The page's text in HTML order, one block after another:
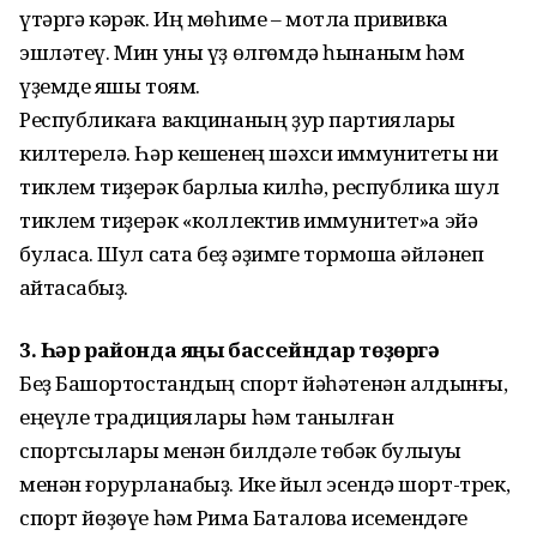
үтәргә кәрәк. Иң мөһиме – мотлаҡ прививка
эшләтеү. Мин уны үҙ өлгөмдә һынаным һәм
үҙемде яҡшы тоям.
Республикаға вакцинаның ҙур партиялары
килтерелә. Һәр кешенең шәхси иммунитеты ни
тиклем тиҙерәк барлыҡҡа килһә, республика шул
тиклем тиҙерәк «коллектив иммунитет»ҡа эйә
буласаҡ. Шул саҡта беҙ ҡәҙимге тормошҡа әйләнеп
ҡайтасаҡбыҙ.
3. Һәр районда яңы бассейндар төҙөргә
Беҙ Башҡортостандың спорт йәһәтенән алдынғы,
еңеүле традициялары һәм танылған
спортсылары менән билдәле төбәк булыуы
менән ғорурланабыҙ. Ике йыл эсендә шорт-трек,
спорт йөҙөүе һәм Рима Баталова исемендәге